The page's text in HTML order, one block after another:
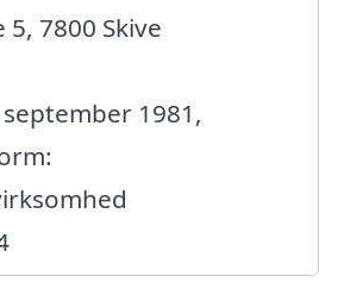
7800 Skive
1981,